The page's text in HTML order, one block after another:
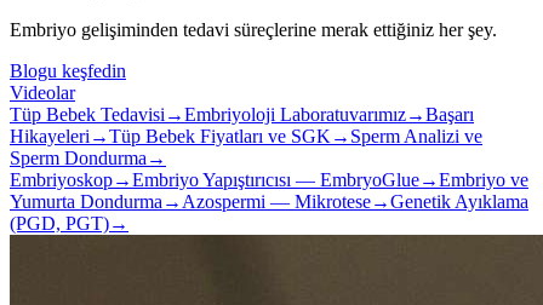
Embriyo gelişiminden tedavi süreçlerine merak ettiğiniz her şey.
Blogu keşfedin
Videolar
Tüp Bebek Tedavisi →Embriyoloji Laboratuvarımız→Başarı
Hikayeleri →Tüp Bebek Fiyatları ve SGK → Sperm Analizi ve
Sperm Dondurma →
Embriyoskop→Embriyo Yapıştırıcısı — EmbryoGlue→Embriyo ve
Yumurta Dondurma → Azospermi — Mikrotese→Genetik Ayıklama
(PGD, PGT)→